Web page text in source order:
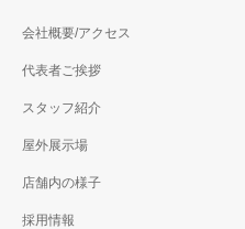
会社概要/アクセス
代表者ご挨拶
スタッフ紹介
屋外展示場
店舗内の様子
採用情報